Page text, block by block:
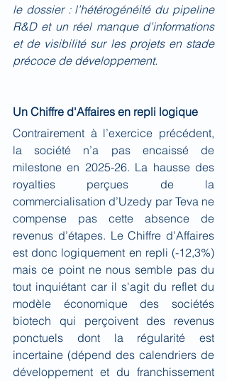
le dossier : l’hétérogénéité du pipeline
R&D et un réel manque d’informations
et de visibilité sur les projets en stade
précoce de développement.
Un Chiffre d'Affaires en repli logique
Contrairement à l’exercice précédent,
la société n’a pas encaissé de
milestone en 2025-26. La hausse des
royalties perçues de la
commercialisation d’Uzedy par Teva ne
compense pas cette absence de
revenus d’étapes. Le Chiffre d’Affaires
est donc logiquement en repli (-12,3%)
mais ce point ne nous semble pas du
tout inquiétant car il s'agit du reflet du
modèle économique des sociétés
biotech qui perçoivent des revenus
ponctuels dont la régularité est
incertaine (dépend des calendriers de
développement et du franchissement